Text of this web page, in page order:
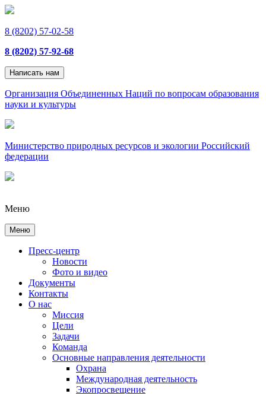
8 (8202) 57-02-58
8 (8202) 57-92-68
Написать нам
Организация Объединенных Наций по вопросам образования
науки и культуры
Министерство природных ресурсов и экологии Российский
федерации
Меню
Меню
Пресс-центр
Новости
Фото и видео
Документы
Контакты
О нас
Миссия
Цели
Задачи
Команда
Основные направления деятельности
Охрана
Международная деятельность
Экопросвещение